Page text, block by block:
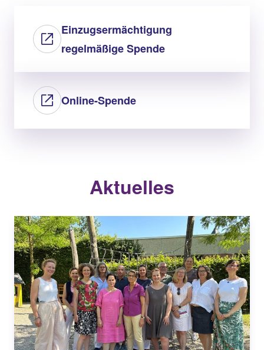
Einzugsermächtigung
regelmäßige Spende
Online-Spende
Aktuelles